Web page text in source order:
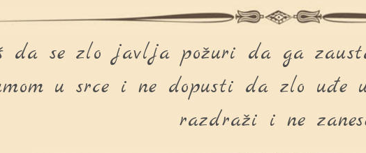
da se zlo javlja požuri da ga
u srce i ne dopusti da zlo uđe
razdraži i ne